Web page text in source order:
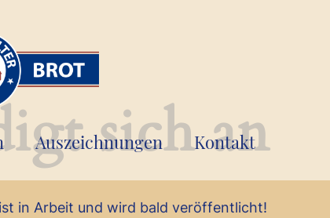
Auszeichnungen Kontakt
sich an
in Arbeit und wird bald veröffentlicht!